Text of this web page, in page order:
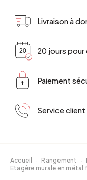
Livraison à
20 jours pour
Paiement
Service client
Accueil · Rangement ·
Etagère murale en